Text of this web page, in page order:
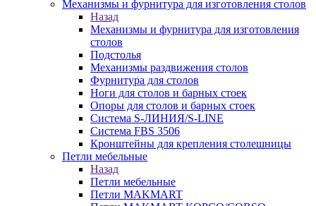
Механизмы и фурнитура для изготовления столов
Назад
Механизмы и фурнитура для изготовления
столов
Подстолья
Механизмы раздвижения столов
Фурнитура для столов
Ноги для столов и барных стоек
Опоры для столов и барных стоек
Система S-ЛИНИЯ/S-LINE
Система FBS 3506
Кронштейны для крепления столешницы
Петли мебельные
Назад
Петли мебельные
Петли MAKMART